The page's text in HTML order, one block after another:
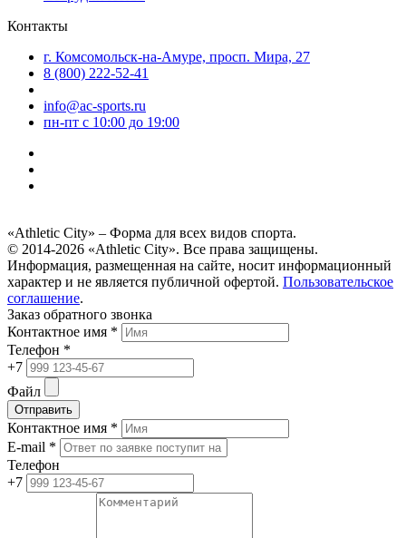
Контакты
г. Комсомольск-на-Амуре, просп. Мира, 27
8 (800) 222-52-41
info@ac-sports.ru
пн-пт c 10:00 до 19:00
«Athletic City» – Форма для всех видов спорта.
© 2014-2026 «Athletic City». Все права защищены.
Информация, размещенная на сайте, носит информационный
характер и не является публичной офертой. Пользовательское
соглашение.
Заказ обратного звонка
Контактное имя *
Телефон *
+7
Файл
Отправить
Контактное имя *
E-mail *
Телефон
+7